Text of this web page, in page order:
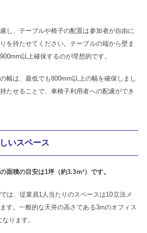
し、テーブルや椅子の配置は参加者が自由に
を持たせてください。テーブルの端から壁ま
以上確保するのが理想的です。
幅は、最低でも800mm以上の幅を確保しまし
たせることで、車椅子利用者への配慮ができ
いスペース
面積の目安は1坪（約3.3m²）です。
では、従業員1人当たりのスペースは10立法メ
す。一般的な天井の高さである3mのオフィス
ります。